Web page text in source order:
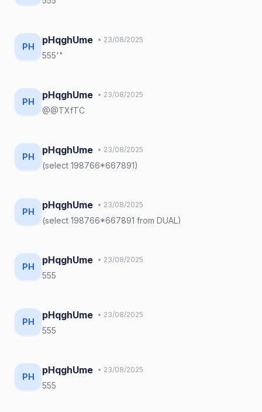
PH
pHqghUme • 23/08/2025
555'"
PH
pHqghUme • 23/08/2025
@@TXfTC
PH
pHqghUme • 23/08/2025
(select 198766*667891)
PH
pHqghUme • 23/08/2025
(select 198766*667891 from DUAL)
PH
pHqghUme • 23/08/2025
555
PH
pHqghUme • 23/08/2025
555
PH
pHqghUme • 23/08/2025
555